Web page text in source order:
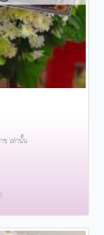
ช เท่านั้น